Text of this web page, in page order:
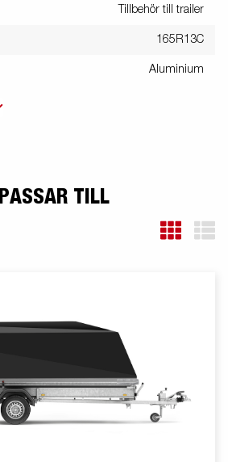
Tillbehör till trailer
165R13C
Aluminium
TILL